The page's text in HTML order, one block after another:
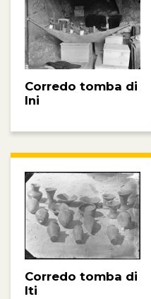
Corredo tomba di
Ini
Corredo tomba di
Iti